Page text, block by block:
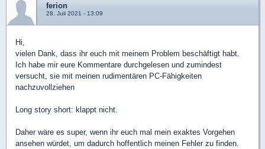
ferion
28. Juli 2021 - 13:09
Hi,
vielen Dank, dass ihr euch mit meinem Problem beschäftigt habt.
Ich habe mir eure Kommentare durchgelesen und zumindest
versucht, sie mit meinen rudimentären PC-Fähigkeiten
nachzuvollziehen
Long story short: klappt nicht.
Daher wäre es super, wenn ihr euch mal mein exaktes Vorgehen
ansehen würdet, um dadurch hoffentlich meinen Fehler zu finden.